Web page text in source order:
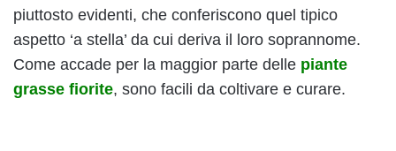
piuttosto evidenti, che conferiscono quel tipico
aspetto ‘a stella’ da cui deriva il loro soprannome.
Come accade per la maggior parte delle piante
grasse fiorite, sono facili da coltivare e curare.